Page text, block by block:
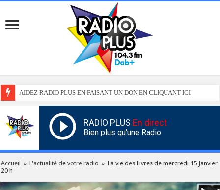
AIDEZ RADIO PLUS EN FAISANT UN DON EN CLIQUANT ICI
RADIO PLUS En direct
Bien plus qu'une Radio
Accueil » L'actualité de votre radio » La vie des Livres de mercredi 15 Janvier
20 h